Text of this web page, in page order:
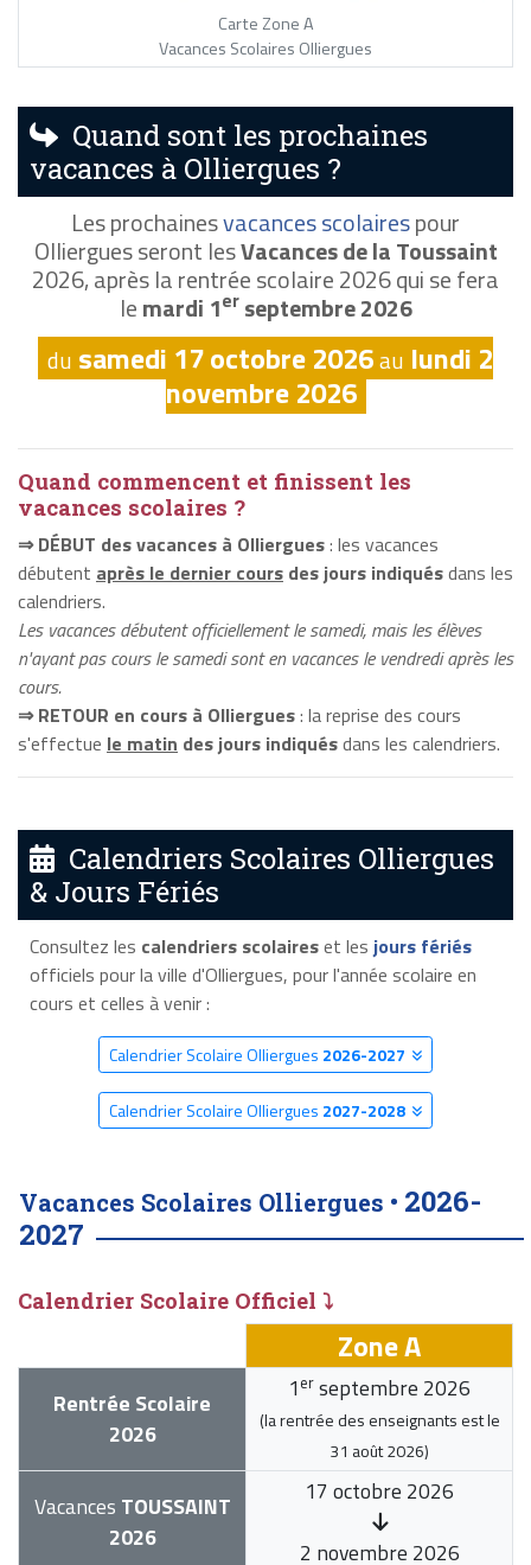
Carte Zone A
Vacances Scolaires Olliergues
Quand sont les prochaines
vacances à Olliergues ?
Les prochainesvacances scolairespour
Olliergues seront lesVacances de la Toussaint
2026, après la rentrée scolaire 2026 qui se fera
lemardi 1erseptembre 2026
du samedi 17 octobre 2026au lundi 2
novembre 2026
Quand commencent et finissent les
vacances scolaires ?
⇒ DÉBUT des vacances à Olliergues: les vacances
débutent après le dernier cours des jours indiquésdans les
calendriers.
Les vacances débutent officiellement le samedi, mais les élèves
n'ayant pas cours le samedi sont en vacances le vendredi après les
cours.
⇒ RETOUR en cours à Olliergues: la reprise des cours
s'effectue le matin des jours indiquésdans les calendriers.
Calendriers Scolaires Olliergues
& Jours Fériés
Consultez les calendriers scolaireset les jours fériés
officiels pour la ville d'Olliergues, pour l'année scolaire en
cours et celles à venir :
Calendrier Scolaire Olliergues 2026-2027
Calendrier Scolaire Olliergues 2027-2028
Vacances Scolaires Olliergues • 2026-
2027
Calendrier Scolaire Officiel ⤵
Zone A
Rentrée Scolaire
2026
1 er septembre 2026
(la rentrée des enseignants est le
31 août 2026)
Vacances TOUSSAINT
2026
17 octobre 2026
2 novembre 2026